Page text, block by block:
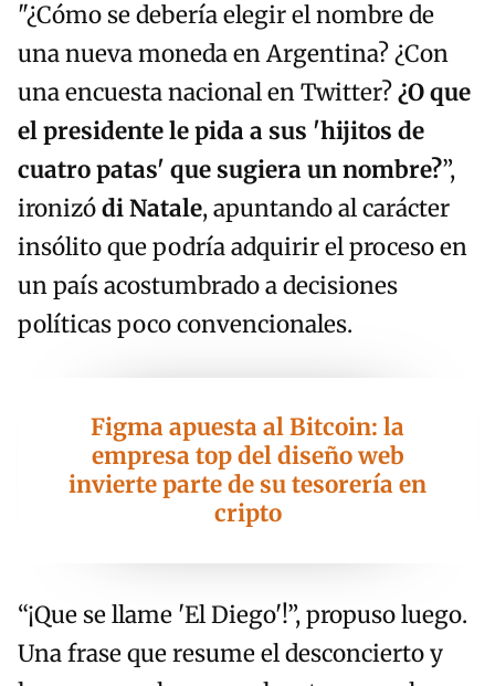
"¿Cómo se debería elegir el nombre de
una nueva moneda en Argentina? ¿Con
una encuesta nacional en Twitter?¿O que
el presidente le pida a sus 'hijitos de
cuatro patas' que sugiera un nombre?”,
ironizódi Natale, apuntando al carácter
insólito que podría adquirir el proceso en
un país acostumbrado a decisiones
políticas poco convencionales.
Figma apuesta al Bitcoin: la
empresa top del diseño web
invierte parte de su tesorería en
cripto
“¡Que se llame 'El Diego'!”, propuso luego.
Una frase que resume el desconcierto y